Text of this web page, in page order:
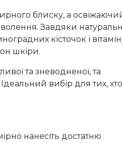
блиску, а
Завдяки
кісточок і
шкіри.
та зневодненої, та
вибір для тих, хто
нанесіть достатню